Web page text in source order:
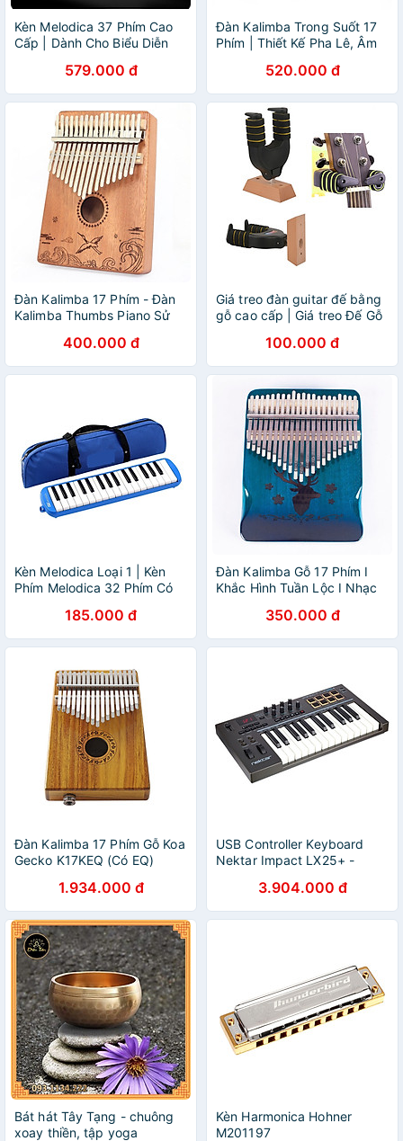
Kèn Melodica 37 Phím Cao
Cấp | Dành Cho Biểu Diễn
Bao Đựng Cao Cấp
579.000 đ
Đàn Kalimba Trong Suốt 17
Phím | Thiết Kế Pha Lê, Âm
520.000 đ
Đàn Kalimba 17 Phím - Đàn
Kalimba Thumbs Piano Sử
búa chỉnh, khăn lau, dán nốt
phím
400.000 đ
Giá treo đàn guitar đế bằng
gỗ cao cấp | Giá treo Đế Gỗ
100.000 đ
Kèn Melodica Loại 1 | Kèn
Phím Melodica 32 Phím Có
Ống Dây Chất Lượng Cho
Học Sinh
185.000 đ
Đàn Kalimba Gỗ 17 Phím I
Khắc Hình Tuần Lộc I Nhạc
Mới Bắt Đầu350.000 đ
Đàn Kalimba 17 Phím Gỗ Koa
Gecko K17KEQ (Có EQ)
1.934.000 đ
USB Controller Keyboard
Nektar Impact LX25+ -
3.904.000 đ
Bát hát Tây Tạng - chuông
xoay thiền, tập yoga
Kèn Harmonica Hohner
M201197